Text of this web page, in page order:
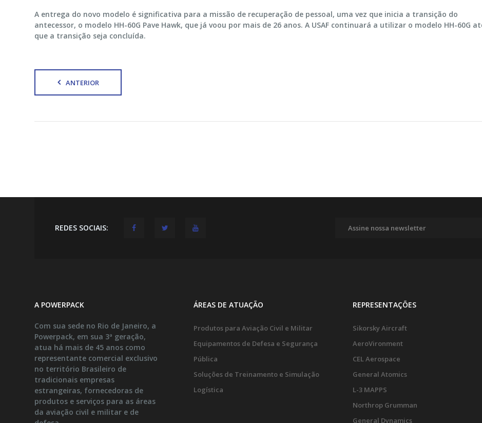
A entrega do novo modelo é significativa para a missão de recuperação de pessoal, uma vez que inicia a transição do
antecessor, o modelo HH-60G Pave Hawk, que já voou por mais de 26 anos. A USAF continuará a utilizar o modelo HH-60G
que a transição seja concluída.
ANTERIOR
REDES SOCIAIS:
A POWERPACK
Com sua sede no Rio de Janeiro, a
Powerpack, em sua 3ª geração,
atua há mais de 45 anos como
representante comercial exclusivo
no território Brasileiro de
tradicionais empresas
estrangeiras, fornecedoras de
produtos e serviços para as áreas
da aviação civil e militar e de
ÁREAS DE ATUAÇÃO
Produtos para Aviação Civil e Militar
Equipamentos de Defesa e Segurança
Pública
Soluções de Treinamento e Simulação
Logística
REPRESENTAÇÕES
Sikorsky Aircraft
AeroVironment
CEL Aerospace
General Atomics
L-3 MAPPS
Northrop Grumman
General Dynamics